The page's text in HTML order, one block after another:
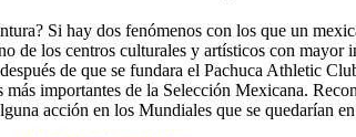
Si hay dos fenómenos con los que un
de los centros culturales y artísticos con mayor
de que se fundara el Pachuca Athletic
importantes de la Selección Mexicana.
acción en los Mundiales que se quedarían